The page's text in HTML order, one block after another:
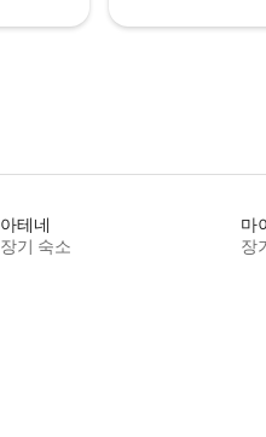
아테네
장기 숙소
마
장